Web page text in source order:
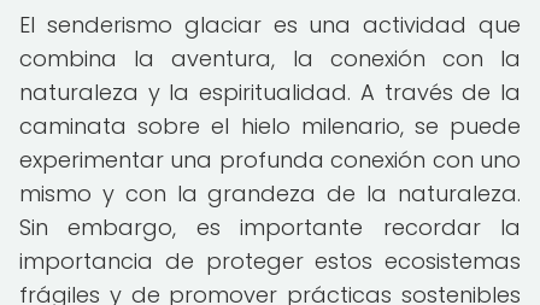
El senderismo glaciar es una actividad que
combina la aventura, la conexión con la
naturaleza y la espiritualidad. A través de la
caminata sobre el hielo milenario, se puede
experimentar una profunda conexión con uno
mismo y con la grandeza de la naturaleza.
Sin embargo, es importante recordar la
importancia de proteger estos ecosistemas
frágiles y de promover prácticas sostenibles